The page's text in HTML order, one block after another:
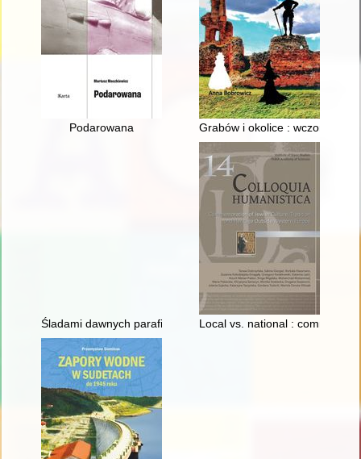
Podarowana Grabów i okolice : wczoraj,
Śladami dawnych parafii unickich na nadbużańskim Podlasiu
Local vs. national :